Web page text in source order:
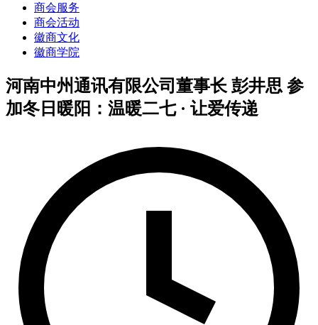
商会服务
商会活动
徽商文化
徽商学院
河南中州通讯有限公司董事长 彭井思 参
加冬日暖阳：温暖二七 · 让爱传递